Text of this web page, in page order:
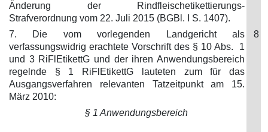
Änderung der Rindfleischetikettierungs-
Strafverordnung vom 22. Juli 2015 (BGBl. I S. 1407).
7. Die vom vorlegenden Landgericht als
verfassungswidrig erachtete Vorschrift des § 10 Abs. 1
und 3 RiFlEtikettG und der ihren Anwendungsbereich
regelnde § 1 RiFlEtikettG lauteten zum für das
Ausgangsverfahren relevanten Tatzeitpunkt am 15.
März 2010:
8
§ 1 Anwendungsbereich